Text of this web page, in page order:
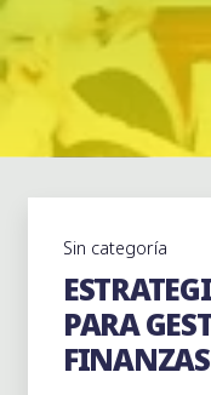
Sin categoría
PARA
FINANZAS